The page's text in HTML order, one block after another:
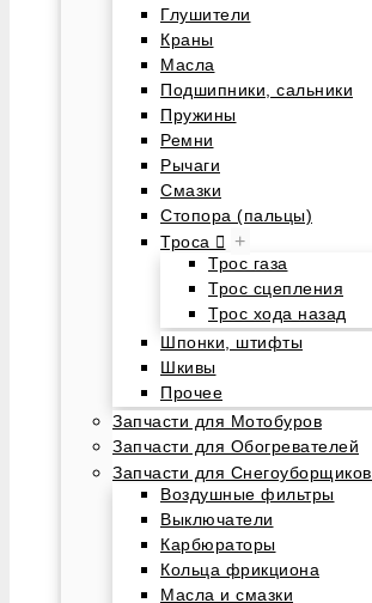
Глушители
Краны
Масла
Подшипники, сальники
Пружины
Ремни
Рычаги
Смазки
Стопора (пальцы)
Троса
+
Трос газа
Трос сцепления
Трос хода назад
Шпонки, штифты
Шкивы
Прочее
Запчасти для Мотобуров
Запчасти для Обогревателей
Запчасти для Снегоуборщиков
Воздушные фильтры
Выключатели
Карбюраторы
Кольца фрикциона
Масла и смазки